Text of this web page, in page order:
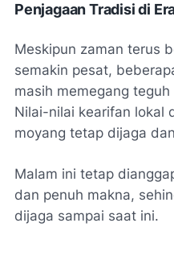
Penjagaan Tradisi di
Meskipun zaman terus
semakin pesat,
masih memegang
Nilai-nilai kearifan lokal
moyang tetap dijaga
Malam ini tetap
dan penuh makna,
dijaga sampai saat ini.